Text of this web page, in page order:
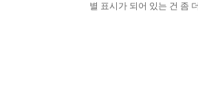
별 표시가 되어 있는 건 좀